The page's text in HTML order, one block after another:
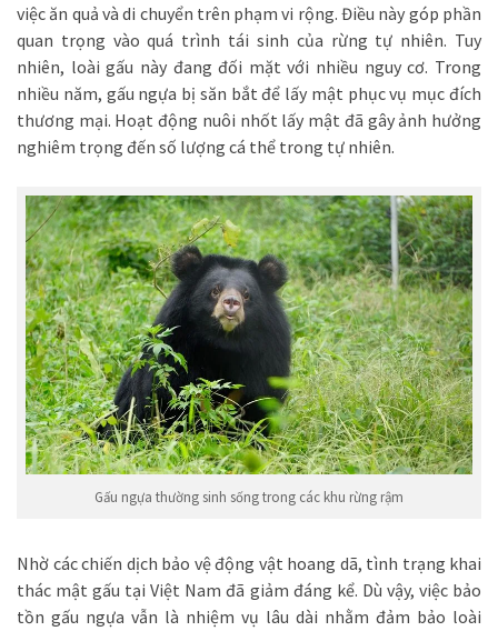
việc ăn quả và di chuyển trên phạm vi rộng. Điều này góp phần
quan trọng vào quá trình tái sinh của rừng tự nhiên. Tuy
nhiên, loài gấu này đang đối mặt với nhiều nguy cơ. Trong
nhiều năm, gấu ngựa bị săn bắt để lấy mật phục vụ mục đích
thương mại. Hoạt động nuôi nhốt lấy mật đã gây ảnh hưởng
nghiêm trọng đến số lượng cá thể trong tự nhiên.
Gấu ngựa thường sinh sống trong các khu rừng rậm
Nhờ các chiến dịch bảo vệ động vật hoang dã, tình trạng khai
thác mật gấu tại Việt Nam đã giảm đáng kể. Dù vậy, việc bảo
tồn gấu ngựa vẫn là nhiệm vụ lâu dài nhằm đảm bảo loài